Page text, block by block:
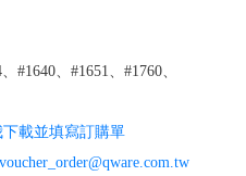
#1640、#1651、#1760、
下載並填寫訂購單
voucher_order@qware.com.tw